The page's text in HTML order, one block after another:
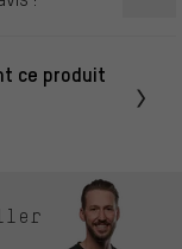
ce produit